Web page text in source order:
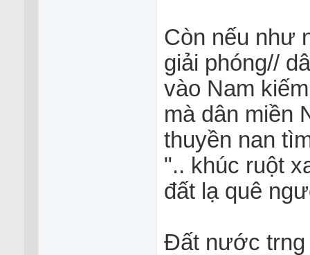
Còn nếu như
giải phóng//
vào Nam
mà dân miền
thuyền nan
".. khúc ruột
đất lạ quê
Đất nước trng